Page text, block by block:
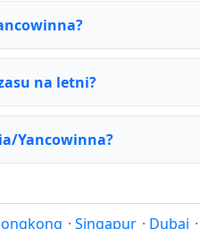
na letni?
Yancowinna?
· Singapur · Dubaj ·